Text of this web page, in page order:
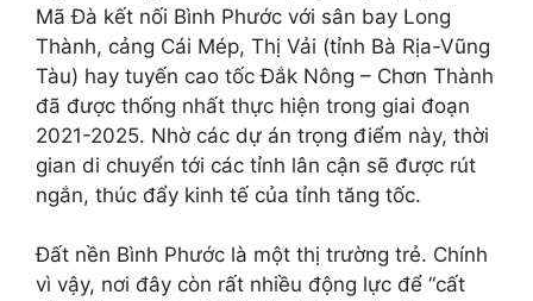
Mã Đà kết nối Bình Phước với sân bay Long
Thành, cảng Cái Mép, Thị Vải (tỉnh Bà Rịa-Vũng
Tàu) hay tuyến cao tốc Đắk Nông – Chơn Thành
đã được thống nhất thực hiện trong giai đoạn
2021-2025. Nhờ các dự án trọng điểm này, thời
gian di chuyển tới các tỉnh lân cận sẽ được rút
ngắn, thúc đẩy kinh tế của tỉnh tăng tốc.
Đất nền Bình Phước là một thị trường trẻ. Chính
vì vậy, nơi đây còn rất nhiều động lực để “cất